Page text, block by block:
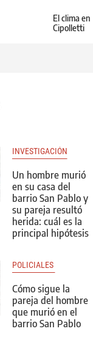
El clima en
Cipolletti
INVESTIGACIÓN
Un hombre murió
en su casa del
barrio San Pablo y
su pareja resultó
herida: cuál es la
principal hipótesis
POLICIALES
Cómo sigue la
pareja del hombre
que murió en el
barrio San Pablo